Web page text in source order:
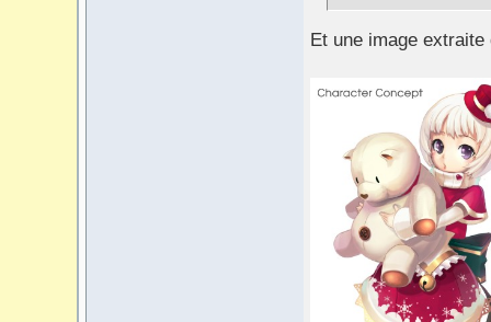
Et une image